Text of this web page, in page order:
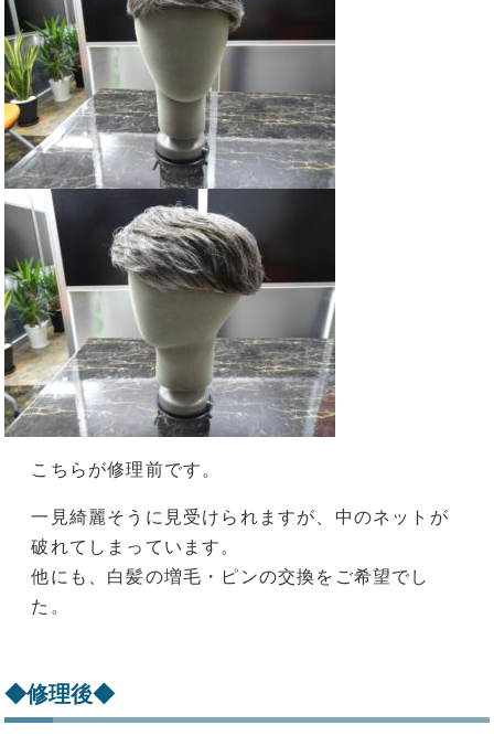
こちらが修理前です。
一見綺麗そうに見受けられますが、中のネットが
破れてしまっています。
他にも、白髪の増毛・ピンの交換をご希望でし
た。
◆修理後◆